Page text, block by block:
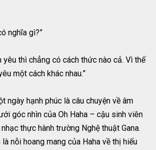
nghĩa gì?”
yêu thì chẳng có cách thức nào cả. Vì thế
một cách khác nhau.”
ngày hạnh phúc là câu chuyện về âm
góc nhìn của Oh Haha – cậu sinh viên
thực hành trường Nghệ thuật Gana.
nỗi hoang mang của Haha về thị hiếu